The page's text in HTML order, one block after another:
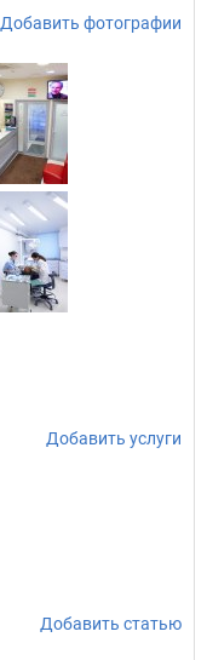
Добавить фотографии
Добавить услуги
Добавить статью